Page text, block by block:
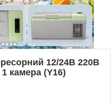
12/24В 220В
камера (Y16)